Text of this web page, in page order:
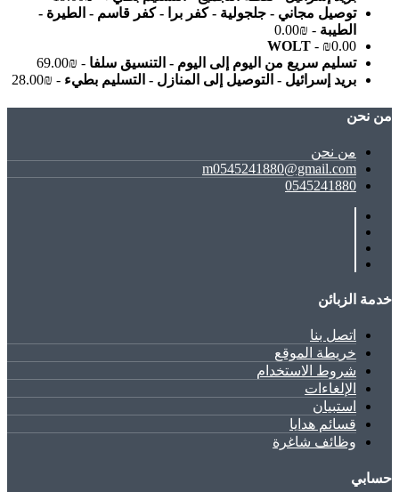
توصيل مجاني - جلجولية - كفر برا - كفر قاسم - الطيرة -
الطيبة - ₪0.00
WOLT - ₪0.00
تسليم سريع من اليوم إلى اليوم - التنسيق سلفا - ₪69.00
بريد إسرائيل - التوصيل إلى المنازل - التسليم بطيء - ₪28.00
ﻣﻦ ﻧﺤﻦ
ﻣﻦ ﻧﺤﻦ
m0545241880@gmail.com
0545241880
خدمة الزبائن
اتصل بنا
خريطة الموقع
شروط الاستخدام
الإلغاءات
استبيان
قسائم هدايا
وظائف شاغرة
حسابي